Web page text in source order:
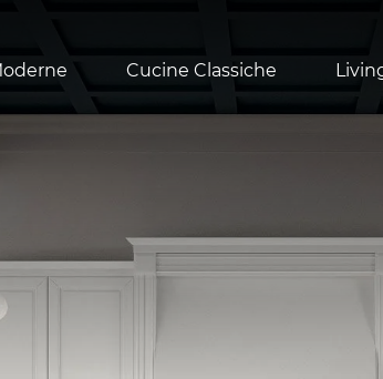
Cucine Classiche